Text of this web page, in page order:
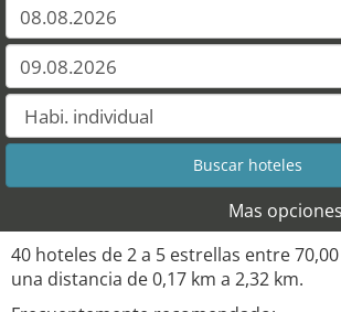
Mas
40 hoteles de 2 a 5 estrellas entre
una distancia de 0,17 km a 2,32 km.